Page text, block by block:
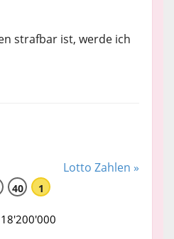
strafbar ist, werde ich
Lotto Zahlen »
40 1
18'200'000